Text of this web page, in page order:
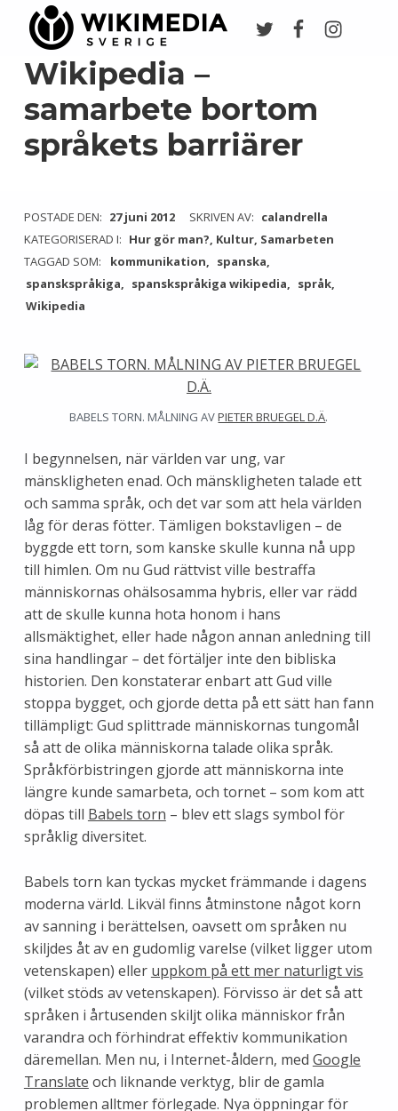
Wikipedia –
samarbete bortom
språkets barriärer
POSTADE DEN: 27 juni 2012 SKRIVEN AV: calandrella
KATEGORISERAD I: Hur gör man?, Kultur, Samarbeten
TAGGAD SOM:
kommunikation
spanska
spanskspråkiga
spanskspråkiga wikipedia
språk
Wikipedia
BABELS TORN. MÅLNING AVPIETER BRUEGEL D.Ä.
I begynnelsen, när världen var ung, var
mänskligheten enad. Och mänskligheten talade ett
och samma språk, och det var som att hela världen
låg för deras fötter. Tämligen bokstavligen – de
byggde ett torn, som kanske skulle kunna nå upp
till himlen. Om nu Gud rättvist ville bestraffa
människornas ohälsosamma hybris, eller var rädd
att de skulle kunna hota honom i hans
allsmäktighet, eller hade någon annan anledning till
sina handlingar – det förtäljer inte den bibliska
historien. Den konstaterar enbart att Gud ville
stoppa bygget, och gjorde detta på ett sätt han fann
tillämpligt: Gud splittrade människornas tungomål
så att de olika människorna talade olika språk.
Språkförbistringen gjorde att människorna inte
längre kunde samarbeta, och tornet – som kom att
döpas till Babels torn – blev ett slags symbol för
språklig diversitet.
Babels torn kan tyckas mycket främmande i dagens
moderna värld. Likväl finns åtminstone något korn
av sanning i berättelsen, oavsett om språken nu
skiljdes åt av en gudomlig varelse (vilket ligger utom
vetenskapen) eller uppkom på ett mer naturligt vis
(vilket stöds av vetenskapen). Förvisso är det så att
språken i årtusenden skiljt olika människor från
varandra och förhindrat effektiv kommunikation
däremellan. Men nu, i Internet-åldern, med Google
Translate och liknande verktyg, blir de gamla
problemen alltmer förlegade. Nya öppningar för